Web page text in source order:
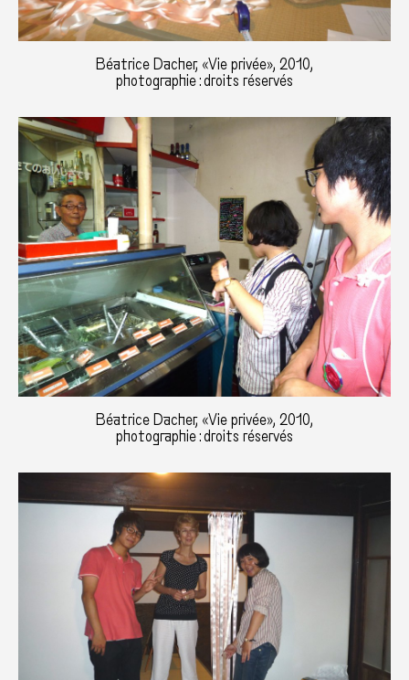
Béatrice Dacher, «Vie privée», 2010,
photographie : droits réservés
Béatrice Dacher, «Vie privée», 2010,
photographie : droits réservés